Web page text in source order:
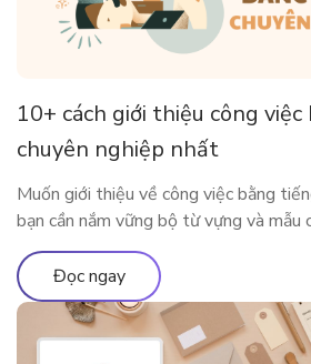
10+ cách giới thiệu công
chuyên nghiệp nhất
Muốn giới thiệu về công việc bằng
bạn cần nắm vững bộ từ vựng và mẫu
quanh công việc của mình. Bài viết
bạn những từ vựng, mẫu câu xoay
bạn có thể nói […]
Đọc ngay